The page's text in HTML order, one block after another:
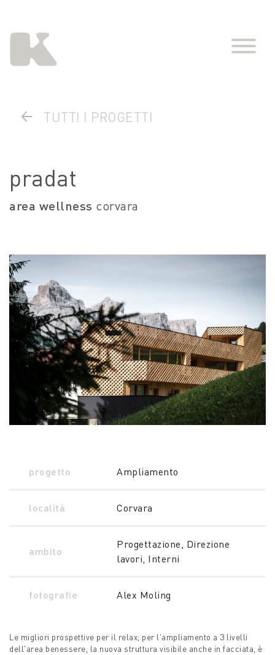
TUTTI I PROGETTI
pradat
area wellness corvara
progetto Ampliamento
località Corvara
ambito
Progettazione, Direzione
lavori, Interni
fotografie Alex Moling
Le migliori prospettive per il relax; per l'ampliamento a 3 livelli
dell'area benessere, la nuova struttura visibile anche in facciata, è